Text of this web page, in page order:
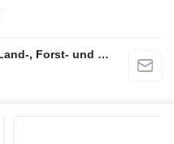
Seippel Landmaschinen GmbH Land-, Forst- und Gartentechnik